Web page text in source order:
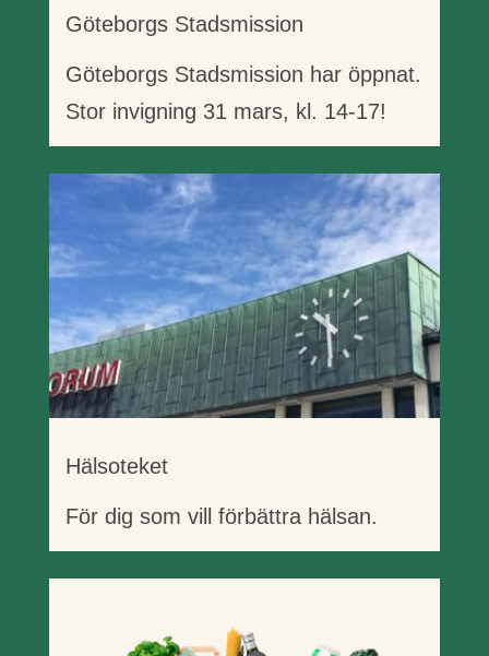
Göteborgs Stadsmission
Göteborgs Stadsmission har öppnat.
Stor invigning 31 mars, kl. 14-17!
Hälsoteket
För dig som vill förbättra hälsan.